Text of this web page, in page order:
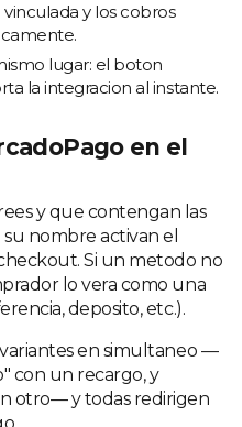
y los cobros
lugar: el boton
la integracion al instante.
en el
y que contengan las
nombre activan el
Si un metodo no
lo vera como una
deposito, etc.).
en simultaneo —
con un recargo, y
otro— y todas redirigen